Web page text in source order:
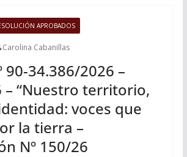
APROBADOS
Carolina Cabanillas
90-34.386/2026 –
– “Nuestro territorio,
voces que
la tierra –
Nº 150/26